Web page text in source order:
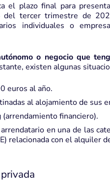
el plazo final para
del tercer trimestre de
individuales o
o negocio que
existen algunas
euros al año.
al alojamiento de sus
financiero).
en una de las
relacionada con el alquiler